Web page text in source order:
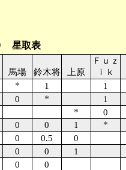
星取表
馬場 鈴木将 上原
Ｆｕｚ
ｉｋ
* 1
1
0 *
1
*
0
0 0 1 *
0 0.5
0
0 0
1
0
0